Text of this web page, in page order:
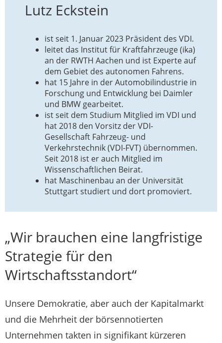
Lutz Eckstein
ist seit 1. Januar 2023 Präsident des VDI.
leitet das Institut für Kraftfahrzeuge (ika)
an der RWTH Aachen und ist Experte auf
dem Gebiet des autonomen Fahrens.
hat 15 Jahre in der Automobilindustrie in
Forschung und Entwicklung bei Daimler
und BMW gearbeitet.
ist seit dem Studium Mitglied im VDI und
hat 2018 den Vorsitz der VDI-
Gesellschaft Fahrzeug- und
Verkehrstechnik (VDI-FVT) übernommen.
Seit 2018 ist er auch Mitglied im
Wissenschaftlichen Beirat.
hat Maschinenbau an der Universität
Stuttgart studiert und dort promoviert.
„Wir brauchen eine langfristige
Strategie für den
Wirtschaftsstandort“
Unsere Demokratie, aber auch der Kapitalmarkt
und die Mehrheit der börsennotierten
Unternehmen takten in signifikant kürzeren